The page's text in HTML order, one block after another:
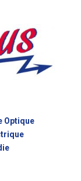
Optique